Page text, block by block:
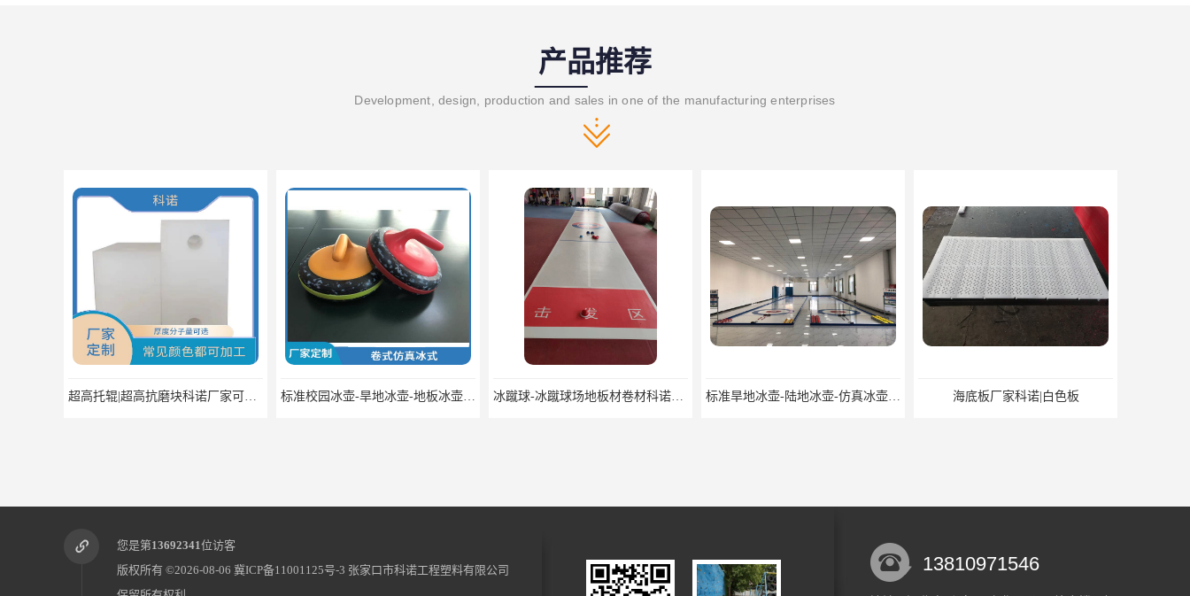
产品推荐
Development, design, production and sales in one of the manufacturing enterprises
超高托辊|超高抗磨块科诺厂家可定制 标准校园冰壶-旱地冰壶-地板冰壶科诺厂家可定制 冰蹴球-冰蹴球场地板材卷材科诺可定制 标准旱地冰壶-陆地冰壶-仿真冰壶厂家科诺可定制 海底板厂家科诺|白色板
您是第13692341位访客
版权所有 ©2026-08-06 冀ICP备11001125号-3 张家口市科诺工程塑料有限公司
13810971546